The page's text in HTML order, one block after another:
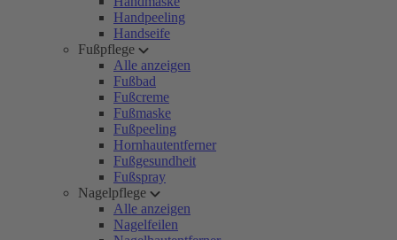
Handpeeling
Handseife
Fußpflege
Alle anzeigen
Fußbad
Fußcreme
Fußmaske
Fußpeeling
Hornhautentferner
Fußgesundheit
Fußspray
Nagelpflege
Alle anzeigen
Nagelfeilen